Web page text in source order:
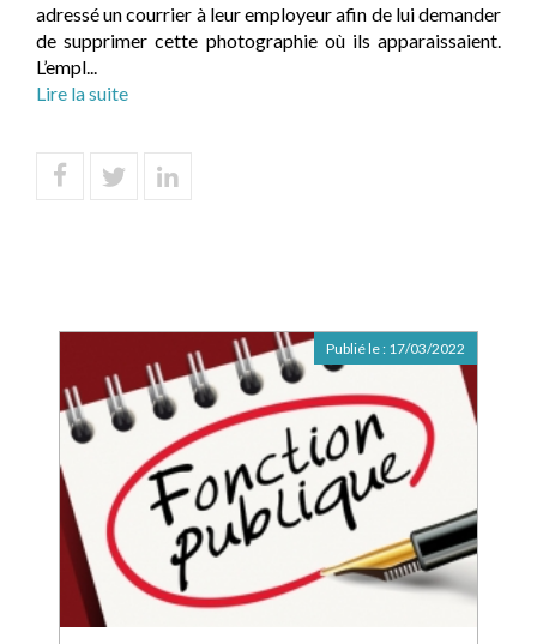
adressé un courrier à leur employeur afin de lui demander
de supprimer cette photographie où ils apparaissaient.
L’empl...
Lire la suite
Publié le : 17/03/2022